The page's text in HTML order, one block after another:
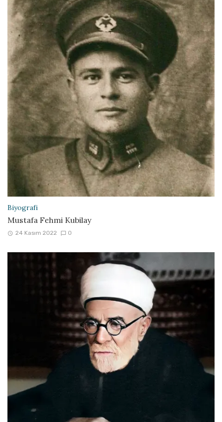
Biyografi
Mustafa Fehmi Kubilay
24 Kasım 2022 0